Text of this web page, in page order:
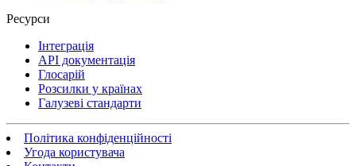
Ресурси
Інтеграція
API документація
Глосарій
Розсилки у країнах
Галузеві стандарти
Політика конфіденційності
Угода користувача